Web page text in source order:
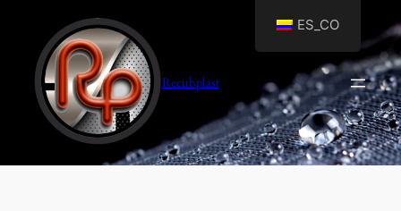
contenido
Recubplast
ES_CO